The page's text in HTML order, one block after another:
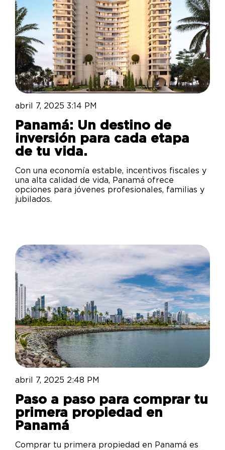
abril 7, 2025 3:14 PM
Panamá: Un destino de
inversión para cada etapa
de tu vida.
Con una economía estable, incentivos fiscales y
una alta calidad de vida, Panamá ofrece
opciones para jóvenes profesionales, familias y
jubilados.
abril 7, 2025 2:48 PM
Paso a paso para comprar tu
primera propiedad en
Panamá
Comprar tu primera propiedad en Panamá es